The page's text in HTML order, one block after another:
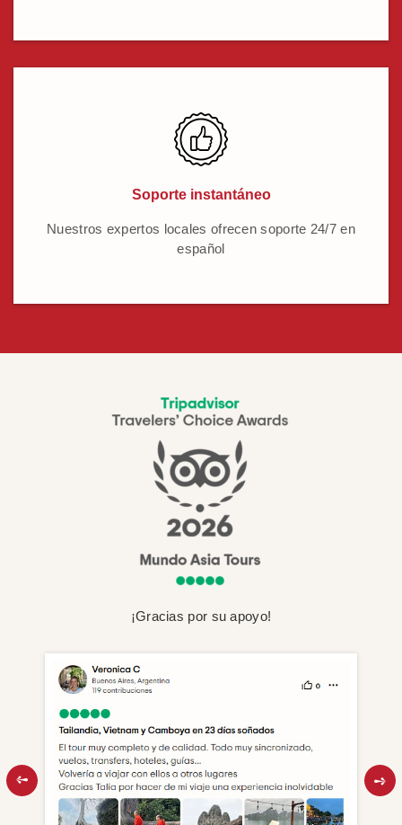
Soporte instantáneo
Nuestros expertos locales ofrecen soporte 24/7 en
español
¡Gracias por su apoyo!